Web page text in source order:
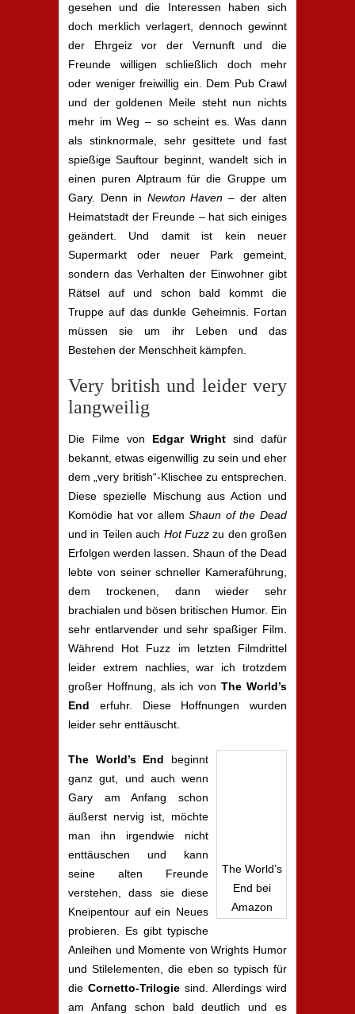
gesehen und die Interessen haben sich
doch merklich verlagert, dennoch gewinnt
der Ehrgeiz vor der Vernunft und die
Freunde willigen schließlich doch mehr
oder weniger freiwillig ein. Dem Pub Crawl
und der goldenen Meile steht nun nichts
mehr im Weg – so scheint es. Was dann
als stinknormale, sehr gesittete und fast
spießige Sauftour beginnt, wandelt sich in
einen puren Alptraum für die Gruppe um
Gary. Denn in Newton Haven – der alten
Heimatstadt der Freunde – hat sich einiges
geändert. Und damit ist kein neuer
Supermarkt oder neuer Park gemeint,
sondern das Verhalten der Einwohner gibt
Rätsel auf und schon bald kommt die
Truppe auf das dunkle Geheimnis. Fortan
müssen sie um ihr Leben und das
Bestehen der Menschheit kämpfen.
Very british und leider very
langweilig
Die Filme von Edgar Wright sind dafür
bekannt, etwas eigenwillig zu sein und eher
dem „very british“-Klischee zu entsprechen.
Diese spezielle Mischung aus Action und
Komödie hat vor allemShaun of the Dead
und in Teilen auch Hot Fuzzzu den großen
Erfolgen werden lassen. Shaun of the Dead
lebte von seiner schneller Kameraführung,
dem trockenen, dann wieder sehr
brachialen und bösen britischen Humor. Ein
sehr entlarvender und sehr spaßiger Film.
Während Hot Fuzz im letzten Filmdrittel
leider extrem nachlies, war ich trotzdem
großer Hoffnung, als ich vonThe World’s
End erfuhr. Diese Hoffnungen wurden
leider sehr enttäuscht.
The World’s
End bei
Amazon
The World’s End beginnt
ganz gut, und auch wenn
Gary am Anfang schon
äußerst nervig ist, möchte
man ihn irgendwie nicht
enttäuschen und kann
seine alten Freunde
verstehen, dass sie diese
Kneipentour auf ein Neues
probieren. Es gibt typische
Anleihen und Momente von Wrights Humor
und Stilelementen, die eben so typisch für
die Cornetto-Trilogie sind. Allerdings wird
am Anfang schon bald deutlich und es